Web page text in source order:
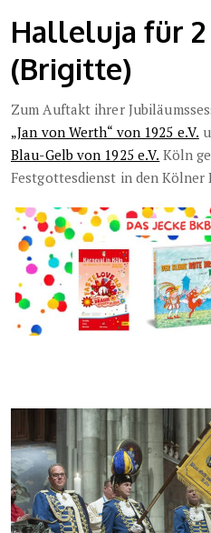
Halleluja für 2
(Brigitte)
Zum Auftakt ihrer
„Jan von Werth“ von 1925 e.V.
Blau-Gelb von 1925 e.V. Köln
Festgottesdienst in den Kölner